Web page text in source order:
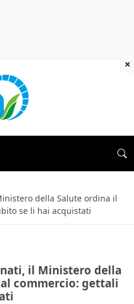
della Salute ordina il
se li hai acquistati
il Ministero della
commercio: gettali
×